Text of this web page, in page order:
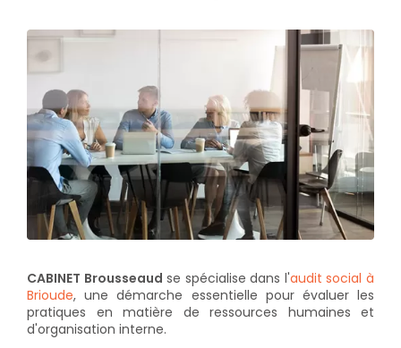
CABINET Brousseaud se spécialise dans l'audit social à
Brioude, une démarche essentielle pour évaluer les
pratiques en matière de ressources humaines et
d'organisation interne.